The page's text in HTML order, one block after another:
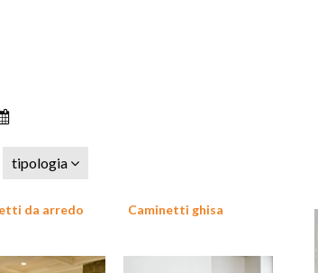
tipologia
da arredo Caminetti ghisa